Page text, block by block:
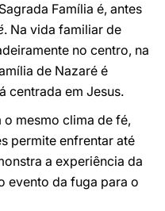
Família é, antes
. Na vida familiar de
no centro, na
de Nazaré é
centrada em Jesus.
mesmo clima de fé,
permite enfrentar até
a experiência da
evento da fuga para o